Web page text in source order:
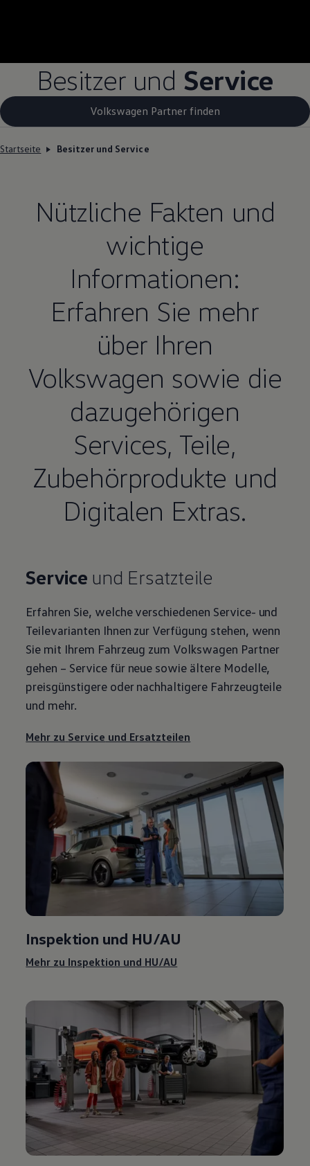
Besitzer und Service
Volkswagen Partner finden
Startseite Besitzer und Service
Nützliche Fakten und
wichtige
Informationen:
Erfahren Sie mehr
über Ihren
Volkswagen sowie die
dazugehörigen
Services, Teile,
Zubehörprodukte und
Digitalen Extras.
Service und Ersatzteile
Erfahren Sie, welche verschiedenen Service- und
Teilevarianten Ihnen zur Verfügung stehen, wenn
Sie mit Ihrem Fahrzeug zum Volkswagen Partner
gehen – Servicefür neue sowie ältere Modelle,
preisgünstigere oder nachhaltigere Fahrzeugteile
und mehr.
Mehr zu Service und Ersatzteilen
Inspektion und HU/AU
Mehr zu Inspektion und HU/AU